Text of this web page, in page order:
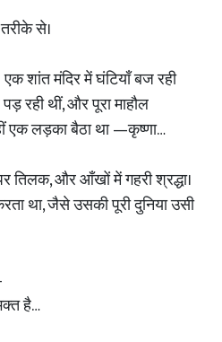
से।
शांत मंदिर में घंटियाँ बज रही
रही थीं, और पूरा माहौल
एक लड़का बैठा था —कृष्णा…
तिलक, और आँखों में गहरी श्रद्धा।
था, जैसे उसकी पूरी दुनिया उसी
है…